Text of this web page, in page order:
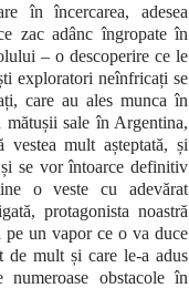
în încercarea, adesea
zac adânc îngropate în
– o descoperire ce le
exploratori neînfricați se
care au ales munca în
sale în Argentina,
mult așteptată, și
se vor întoarce definitiv
o veste cu adevărat
protagonista noastră
pe un vapor ce o va duce
de mult și care le-a adus
obstacole în